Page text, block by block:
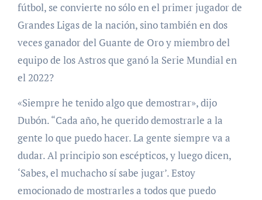
fútbol, se convierte no sólo en el primer jugador de
Grandes Ligas de la nación, sino también en dos
veces ganador del Guante de Oro y miembro del
equipo de los Astros que ganó la Serie Mundial en
el 2022?
«Siempre he tenido algo que demostrar», dijo
Dubón. “Cada año, he querido demostrarle a la
gente lo que puedo hacer. La gente siempre va a
dudar. Al principio son escépticos, y luego dicen,
‘Sabes, el muchacho sí sabe jugar’. Estoy
emocionado de mostrarles a todos que puedo